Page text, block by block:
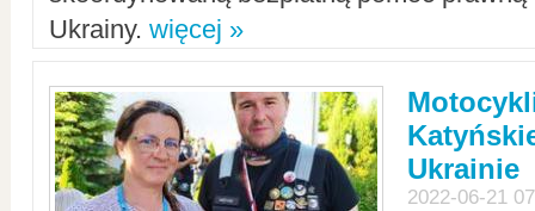
Ukrainy. więcej »
Ukrainie
2022-06-21